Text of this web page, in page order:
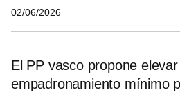
02/06/2026
El PP vasco propone
empadronamiento mínimo